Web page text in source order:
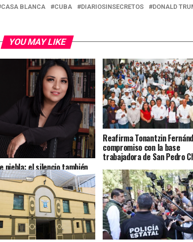
CASA BLANCA CUBA DIARIOSINSECRETOS
DONALD
YOU MAY LIKE
niebla: el silencio también
historias
Reafirma Tonantzin
compromiso con la base
trabajadora de San Pedro